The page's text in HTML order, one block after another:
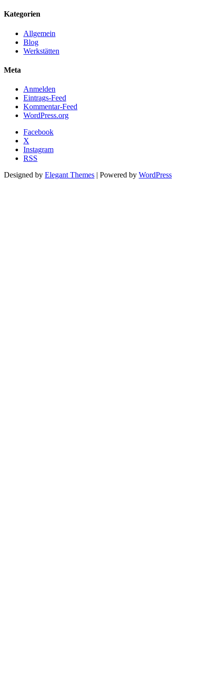
Kategorien
Allgemein
Blog
Werkstätten
Meta
Anmelden
Eintrags-Feed
Kommentar-Feed
WordPress.org
Facebook
X
Instagram
RSS
Designed by Elegant Themes | Powered by WordPress